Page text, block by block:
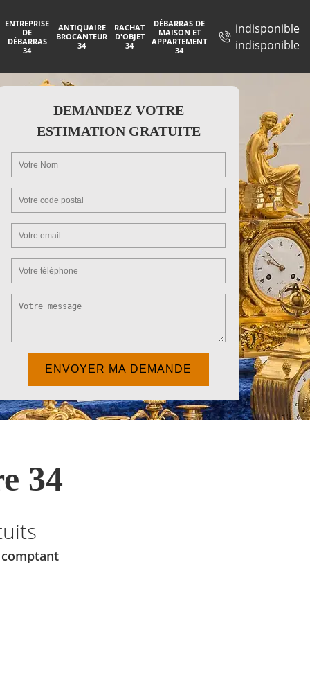
ENTREPRISE
DE
DÉBARRAS
34
ANTIQUAIRE
BROCANTEUR
34
RACHAT
D'OBJET
34
DÉBARRAS DE
MAISON ET
APPARTEMENT
34
indisponible
indisponible
DEMANDEZ VOTRE
ESTIMATION GRATUITE
34